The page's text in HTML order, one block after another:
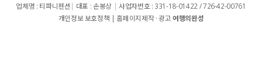
업체명 : 티파니펜션 | 대표 : 손봉상 | 사업자번호 : 331-18-01422 / 726-42-00761
개인정보 보호정책 | 홈페이지제작 · 광고여행의완성